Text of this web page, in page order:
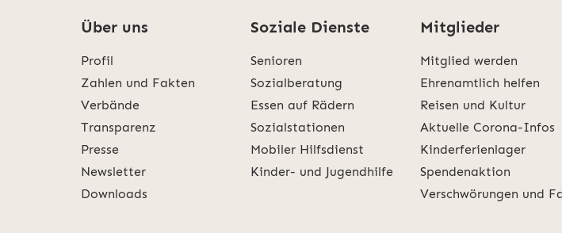
Über uns
Profil
Zahlen und Fakten
Verbände
Transparenz
Presse
Newsletter
Downloads
Soziale Dienste
Senioren
Sozialberatung
Essen auf Rädern
Sozialstationen
Mobiler Hilfsdienst
Kinder- und Jugendhilfe
Mitglieder
Mitglied werden
Ehrenamtlich helfen
Reisen und Kultur
Aktuelle Corona-Infos
Kinderferienlager
Spendenaktion
Verschwörungen und